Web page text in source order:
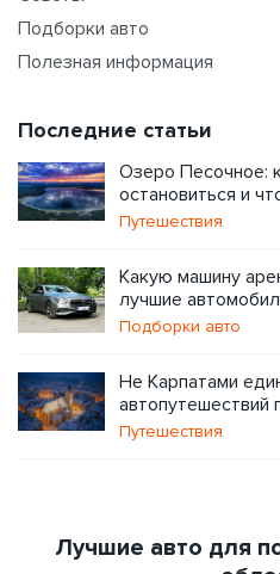
Подборки авто
Полезная информация
Последние статьи
Озеро Песочное:
остановиться и
Путешествия
Какую машину
лучшие
Подборки авто
Не Карпатами
автопутешествий
Путешествия
Лучшие авто для